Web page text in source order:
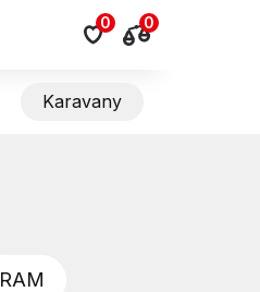
0 0
Karavany
RAM